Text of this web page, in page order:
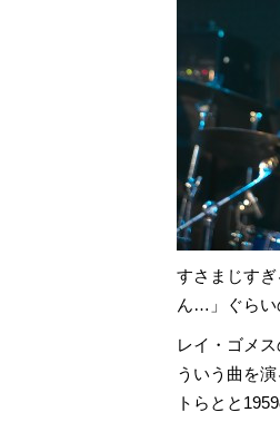
すさまじす
ん…」ぐらい
レイ・ゴメ
ういう曲を
トらとと